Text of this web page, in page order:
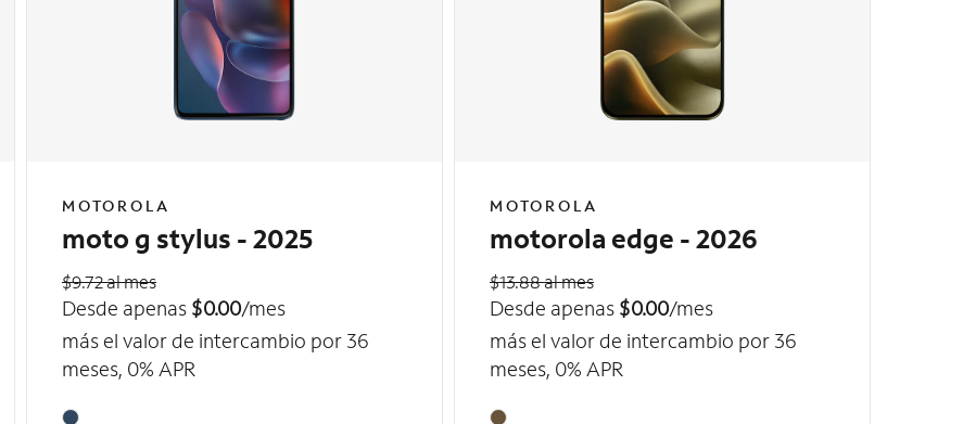
MOTOROLA
moto g stylus - 2025
$9.72 al mes
Desde apenas $0.00/mes
más el valor de intercambio por 36
meses, 0% APR
MOTOROLA
motorola edge - 2026
$13.88 al mes
Desde apenas $0.00/mes
más el valor de intercambio por 36
meses, 0% APR